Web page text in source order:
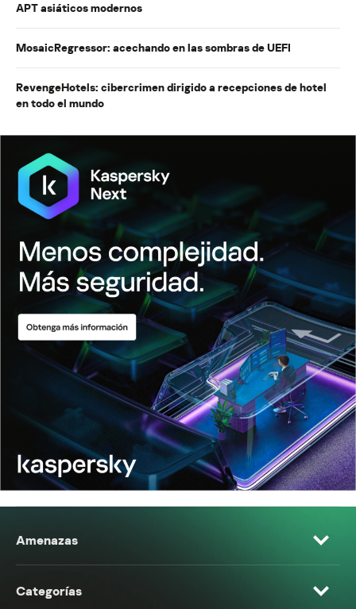
APT asiáticos modernos
MosaicRegressor: acechando en las sombras de UEFI
RevengeHotels: cibercrimen dirigido a recepciones de hotel
en todo el mundo
Amenazas
Categorías